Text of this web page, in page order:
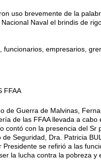
uso brevemente de la
Naval el brindis de
empresarios,
FFAA
de Guerra de Malvinas,
de las FFAA llevada a cabo
contó con la presencia del Sr
Seguridad, Dra. Patricia
se refirió a las
la lucha contra la pobreza y